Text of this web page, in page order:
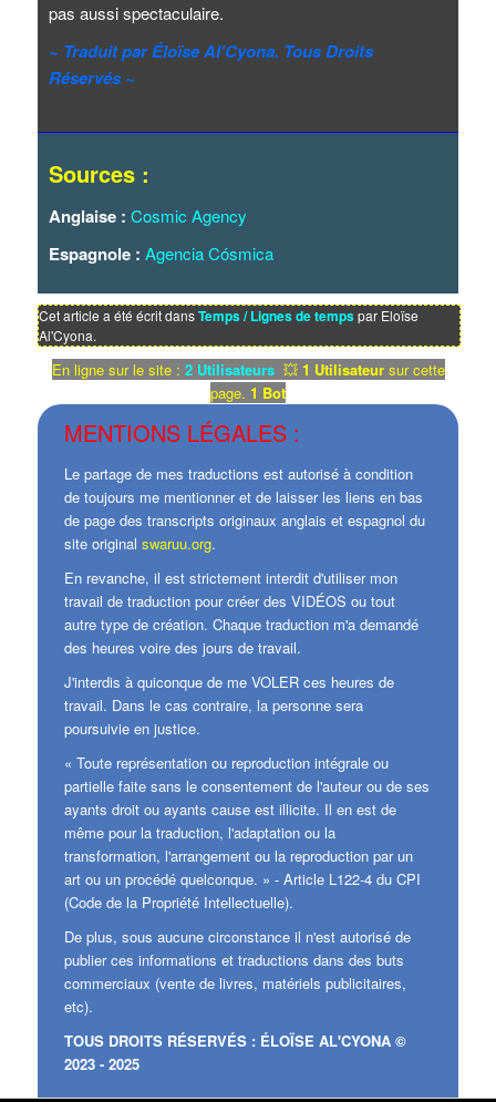
pas aussi spectaculaire.
~ Traduit par Éloïse Al'Cyona. Tous Droits
Réservés ~
Sources :
Anglaise : Cosmic Agency
Espagnole : Agencia Cósmica
Cet article a été écrit dansTemps / Lignes de temps par Eloïse
Al'Cyona.
En ligne sur le site : 2 Utilisateurs 💥 1 Utilisateursur cette
page. 1 Bot
MENTIONS LÉGALES :
Le partage de mes traductions est autorisé à condition
de toujours me mentionner et de laisser les liens en bas
de page des transcripts originaux anglais et espagnol du
site originalswaruu.org.
En revanche, il est strictement interdit d'utiliser mon
travail de traduction pour créer des VIDÉOS ou tout
autre type de création. Chaque traduction m'a demandé
des heures voire des jours de travail.
J'interdis à quiconque de me VOLER ces heures de
travail. Dans le cas contraire, la personne sera
poursuivie en justice.
« Toute représentation ou reproduction intégrale ou
partielle faite sans le consentement de l'auteur ou de ses
ayants droit ou ayants cause est illicite. Il en est de
même pour la traduction, l'adaptation ou la
transformation, l'arrangement ou la reproduction par un
art ou un procédé quelconque. » - Article L122-4 du CPI
(Code de la Propriété Intellectuelle).
De plus, sous aucune circonstance il n'est autorisé de
publier ces informations et traductions dans des buts
commerciaux (vente de livres, matériels publicitaires,
etc).
TOUS DROITS RÉSERVÉS : ÉLOÏSE AL'CYONA ©
2023 - 2025